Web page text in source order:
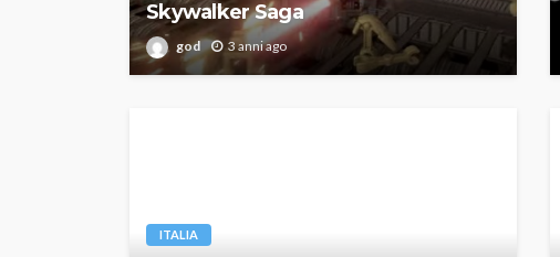
Skywalker Saga
god 3 anni ago
ITALIA